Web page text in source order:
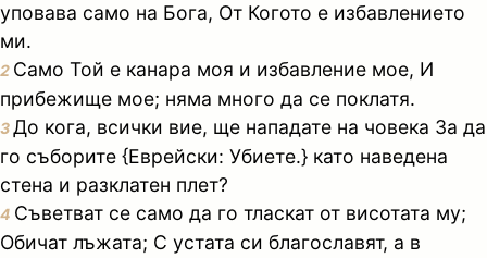
уповава само на Бога, От Когото е избавлението
ми.
2 Само Той е канара моя и избавление мое, И
прибежище мое; няма много да се поклатя.
3До кога, всички вие, ще нападате на човека За да
го съборите {Еврейски: Убиете.} като наведена
стена и разклатен плет?
4 Съветват се само да го тласкат от висотата му;
Обичат лъжата; С устата си благославят, а в